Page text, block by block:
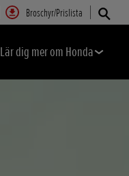
Broschyr/Prislista
Lär dig mer om Honda